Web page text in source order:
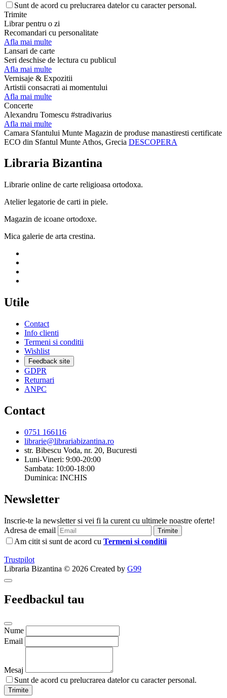
Sunt de acord cu prelucrarea datelor cu caracter personal.
Trimite
Librar pentru o zi
Recomandari cu personalitate
Afla mai multe
Lansari de carte
Seri deschise de lectura cu publicul
Afla mai multe
Vernisaje & Expozitii
Artistii consacrati ai momentului
Afla mai multe
Concerte
Alexandru Tomescu #stradivarius
Afla mai multe
Camara Sfantului Munte Magazin de produse manastiresti certificate
ECO din Sfantul Munte Athos, Grecia DESCOPERA
Libraria Bizantina
Librarie online de carte religioasa ortodoxa.
Atelier legatorie de carti in piele.
Magazin de icoane ortodoxe.
Mica galerie de arta crestina.
Utile
Contact
Info clienti
Termeni si conditii
Wishlist
Feedback site
GDPR
Returnari
ANPC
Contact
0751 166116
librarie@librariabizantina.ro
str. Bibescu Voda, nr. 20, Bucuresti
Luni-Vineri: 9:00-20:00
Sambata: 10:00-18:00
Duminica: INCHIS
Newsletter
Inscrie-te la newsletter si vei fi la curent cu ultimele noastre oferte!
Adresa de email
Trimite
Am citit si sunt de acord cu Termeni si conditii
Trustpilot
Libraria Bizantina © 2026 Created by G99
Feedbackul tau
Nume
Email
Mesaj
Sunt de acord cu prelucrarea datelor cu caracter personal.
Trimite